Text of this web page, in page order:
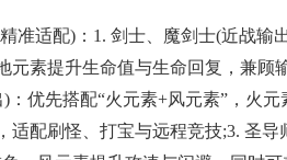
准适配)：1. 剑士、魔剑士(近战输
元素提升生命值与生命回复，兼顾
：优先搭配“火元素+风元素”，火
适配刷怪、打宝与远程竞技;3. 圣